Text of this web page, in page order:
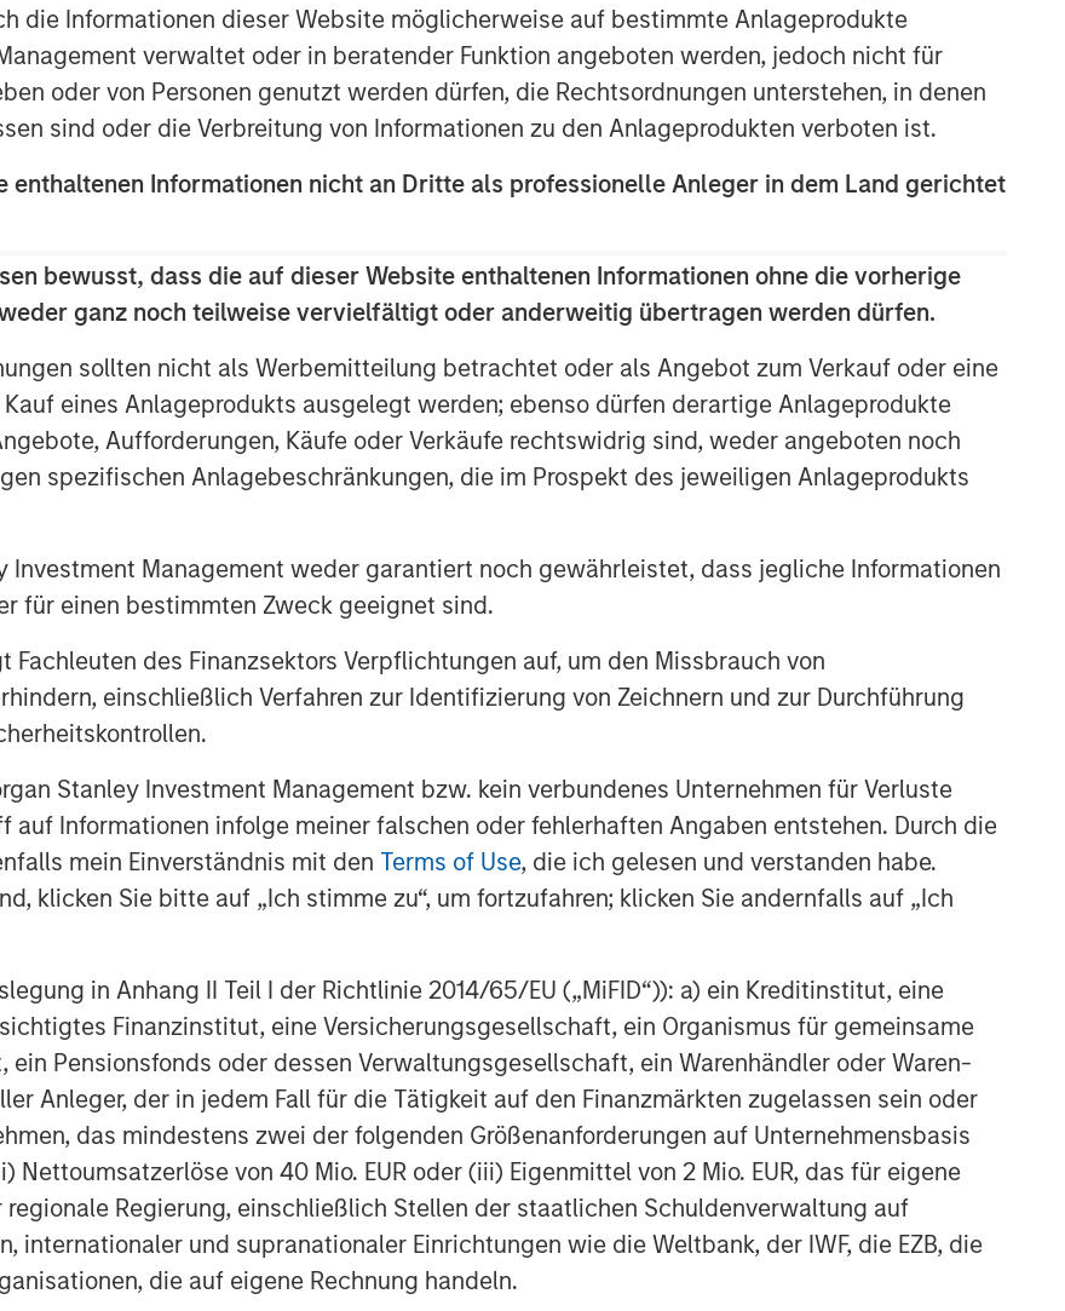
die Informationen dieser Website möglicherweise auf bestimmte Anlageprodukte
verwaltet oder in beratender Funktion angeboten werden, jedoch nicht für
oder von Personen genutzt werden dürfen, die Rechtsordnungen unterstehen, in denen
sind oder die Verbreitung von Informationen zu den Anlageprodukten verboten ist.
enthaltenen Informationen nicht an Dritte als professionelle Anleger in dem Land gerichtet
bewusst, dass die auf dieser Website enthaltenen Informationen ohne die vorherige
ganz noch teilweise vervielfältigt oder anderweitig übertragen werden dürfen.
sollten nicht als Werbemitteilung betrachtet oder als Angebot zum Verkauf oder eine
eines Anlageprodukts ausgelegt werden; ebenso dürfen derartige Anlageprodukte
Aufforderungen, Käufe oder Verkäufe rechtswidrig sind, weder angeboten noch
spezifischen Anlagebeschränkungen, die im Prospekt des jeweiligen Anlageprodukts
Investment Management weder garantiert noch gewährleistet, dass jegliche Informationen
für einen bestimmten Zweck geeignet sind.
des Finanzsektors Verpflichtungen auf, um den Missbrauch von
einschließlich Verfahren zur Identifizierung von Zeichnern und zur Durchführung
Stanley Investment Management bzw. kein verbundenes Unternehmen für Verluste
Informationen infolge meiner falschen oder fehlerhaften Angaben entstehen. Durch die
mein Einverständnis mit den Terms of Use, die ich gelesen und verstanden habe.
klicken Sie bitte auf „Ich stimme zu“, um fortzufahren; klicken Sie andernfalls auf „Ich
in Anhang II Teil I der Richtlinie 2014/65/EU („MiFID“)): a) ein Kreditinstitut, eine
Finanzinstitut, eine Versicherungsgesellschaft, ein Organismus für gemeinsame
Pensionsfonds oder dessen Verwaltungsgesellschaft, ein Warenhändler oder Waren-
Anleger, der in jedem Fall für die Tätigkeit auf den Finanzmärkten zugelassen sein oder
das mindestens zwei der folgenden Größenanforderungen auf Unternehmensbasis
Nettoumsatzerlöse von 40 Mio. EUR oder (iii) Eigenmittel von 2 Mio. EUR, das für eigene
Regierung, einschließlich Stellen der staatlichen Schuldenverwaltung auf
internationaler und supranationaler Einrichtungen wie die Weltbank, der IWF, die EZB, die
die auf eigene Rechnung handeln.
resources solutions enabling
compliance with employer
benefits. The company
benefit plan administration,
other human resources services
efficient and effective.
services clients in all 50 states
management team. PEOs are
sized businesses that want to
and regulatory complexity while
company’s talented executives
as a leading player in
fueled growth.”
said, “We are excited to
enrich our customer experience.
and expect this new
build upon our strong foundation
value to our customers.”
business services sector
specialized staffing agency
visual communication and
an independent service provider
Canada; EmployBridge, a leading
services in the U.S.; and Zenith,
in the United Kingdom.